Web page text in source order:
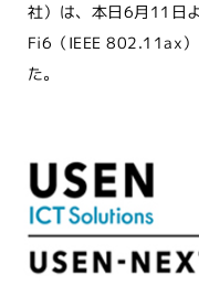
社）は、本日6月11日
Fi6（IEEE 802.11ax
た。